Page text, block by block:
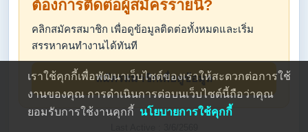
ต้องการติดต่อผู้สมัครรายนี้?
คลิกสมัครสมาชิก เพื่อดูข้อมูลติดต่อทั้งหมดและเริ่ม
สรรหาคนทำงานได้ทันที
สมัครสมาชิกเพื่อดูข้อมูล
เราใช้คุกกี้เพื่อพัฒนาเว็บไซต์ของเราให้สะดวกต่อการใช้
งานของคุณ การดำเนินการต่อบนเว็บไซต์นี้ถือว่าคุณ
ยอมรับการใช้งานคุกกี้ นโยบายการใช้คุกกี้